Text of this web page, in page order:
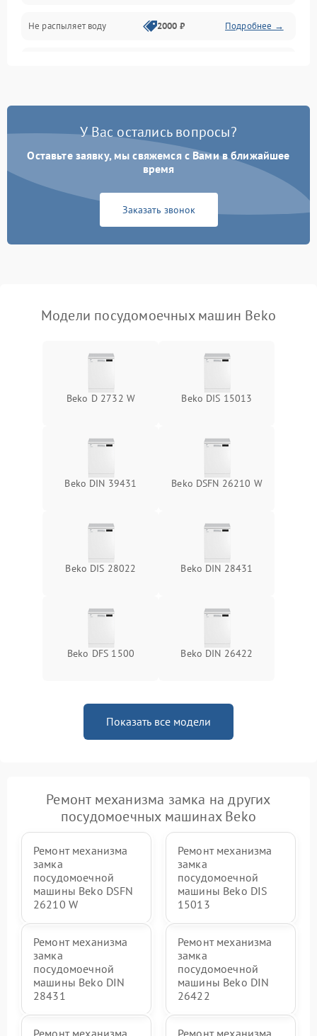
Программное обеспечение
Не распыляет воду 2000 ₽ Подробнее →
Проблемы с набором
Не работает сушилка 2100 ₽ Подробнее →
Сбои в работе таймера 1700 ₽
У Вас остались вопросы?
Оставьте заявку, мы свяжемся с Вами в ближайшее
время
Заказать звонок
Модели посудомоечных машин Beko
Beko D 2732 W Beko DIS 15013
Beko DIN 39431 Beko DSFN 26210 W
Beko DIS 28022 Beko DIN 28431
Beko DFS 1500 Beko DIN 26422
Показать все модели
Ремонт механизма замка на других
посудомоечных машинах Beko
Ремонт механизма
замка
посудомоечной
машины Beko DSFN
26210 W
Ремонт механизма
замка
посудомоечной
машины Beko DIS
15013
Ремонт механизма
замка
посудомоечной
машины Beko DIN
28431
Ремонт механизма
замка
посудомоечной
машины Beko DIN
26422